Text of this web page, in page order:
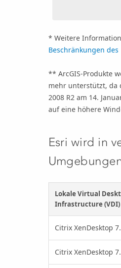
* Weitere
Beschränkungen
** ArcGIS-Produkte
mehr unterstützt, da
2008 R2 am 14.
auf eine höhere
Esri wird in
Lokale Virtual
Infrastructure (VDI)
Citrix XenDesktop
Citrix XenDesktop